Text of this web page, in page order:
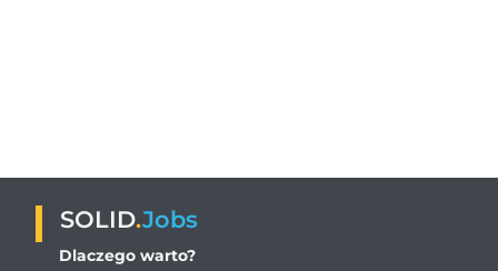
SOLID.Jobs
Dlaczego warto?